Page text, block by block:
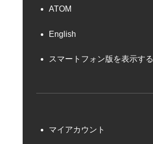
ATOM
English
スマートフォン版を表示する
マイアカウント